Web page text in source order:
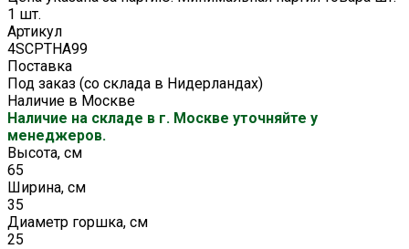
1 шт.
Артикул
4SCPTHA99
Поставка
Под заказ (со склада в Нидерландах)
Наличие в Москве
Наличие на складе в г. Москве уточняйте у
менеджеров.
Высота, см
65
Ширина, см
35
Диаметр горшка, см
25